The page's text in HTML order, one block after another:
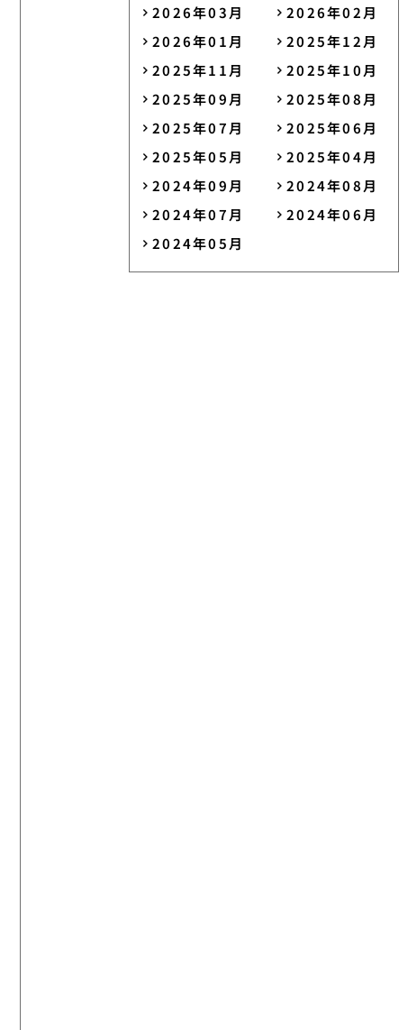
2026年03月
2026年02月
2026年01月
2025年12月
2025年11月
2025年10月
2025年09月
2025年08月
2025年07月
2025年06月
2025年05月
2025年04月
2024年09月
2024年08月
2024年07月
2024年06月
2024年05月